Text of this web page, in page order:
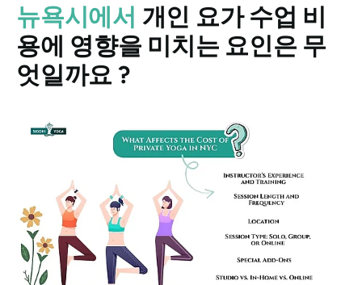
뉴욕시에서 개인 요가 수업 비
용에 영향을 미치는 요인은 무
엇일까요 ?